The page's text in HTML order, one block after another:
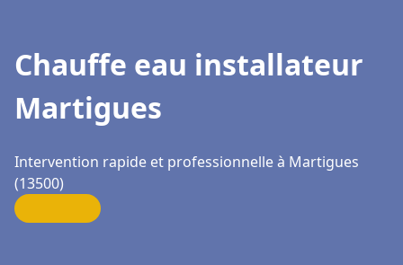
Chauffe eau installateur
Martigues
Intervention rapide et professionnelle à Martigues
(13500)